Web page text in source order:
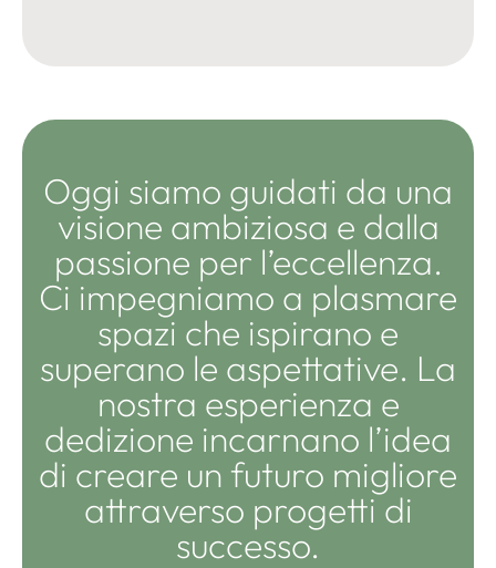
Oggi siamo guidati da una
visione ambiziosa e dalla
passione per l’eccellenza.
Ci impegniamo a plasmare
spazi che ispirano e
superano le aspettative. La
nostra esperienza e
dedizione incarnano l’idea
di creare un futuro migliore
attraverso progetti di
successo.